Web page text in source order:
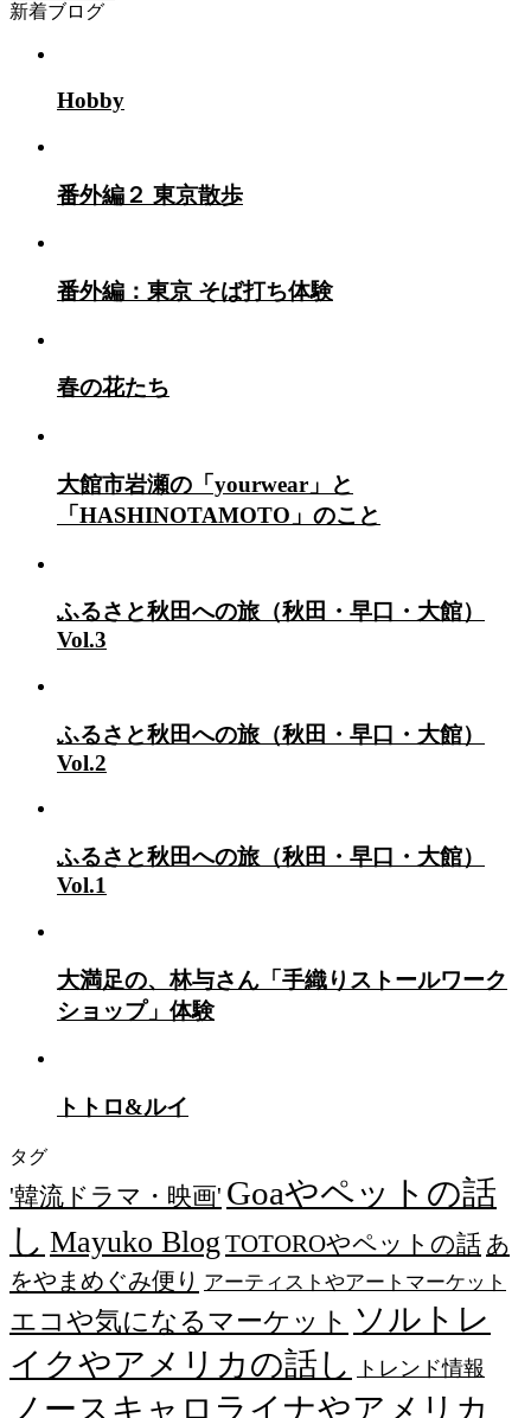
ー
新着ブログ
Hobby
番外編２ 東京散歩
番外編：東京 そば打ち体験
春の花たち
大館市岩瀬の「yourwear」と
「HASHINOTAMOTO」のこと
ふるさと秋田への旅（秋田・早口・大館）
Vol.3
ふるさと秋田への旅（秋田・早口・大館）
Vol.2
ふるさと秋田への旅（秋田・早口・大館）
Vol.1
大満足の、林与さん「手織りストールワーク
ショップ」体験
トトロ&ルイ
タグ
'韓流ドラマ・映画' Goaやペットの話
し Mayuko Blog TOTOROやペットの話 あ
をやまめぐみ便り アーティストやアートマーケット
エコや気になるマーケット ソルトレ
イクやアメリカの話し
トレンド情報
ノースキャロライナやアメリカ